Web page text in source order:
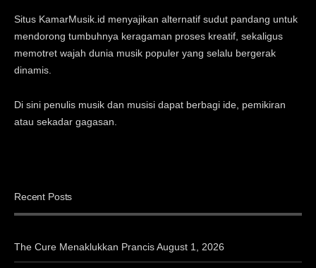
Situs KamarMusik.id menyajikan alternatif sudut pandang untuk
mendorong tumbuhnya keragaman proses kreatif, sekaligus
memotret wajah dunia musik populer yang selalu bergerak
dinamis.
Di sini penulis musik dan musisi dapat berbagi ide, pemikiran
atau sekadar gagasan.
Recent Posts
The Cure Menaklukkan Prancis August 1, 2026